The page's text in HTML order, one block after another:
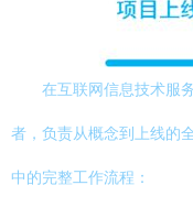
在互联网信息技术服
者，负责从概念到上线的
中的完整工作流程：